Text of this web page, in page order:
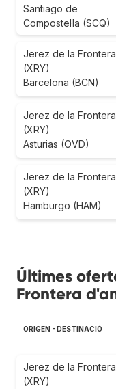
Santiago de
Compostel·la (SCQ)
Jerez de la Frontera
(XRY)
Barcelona (BCN)
Jerez de la Frontera
(XRY)
Asturias (OVD)
Jerez de la Frontera
(XRY)
Hamburgo (HAM)
Últimes
Frontera
ORIGEN - DESTINACIÓ
Jerez de la Frontera
(XRY)